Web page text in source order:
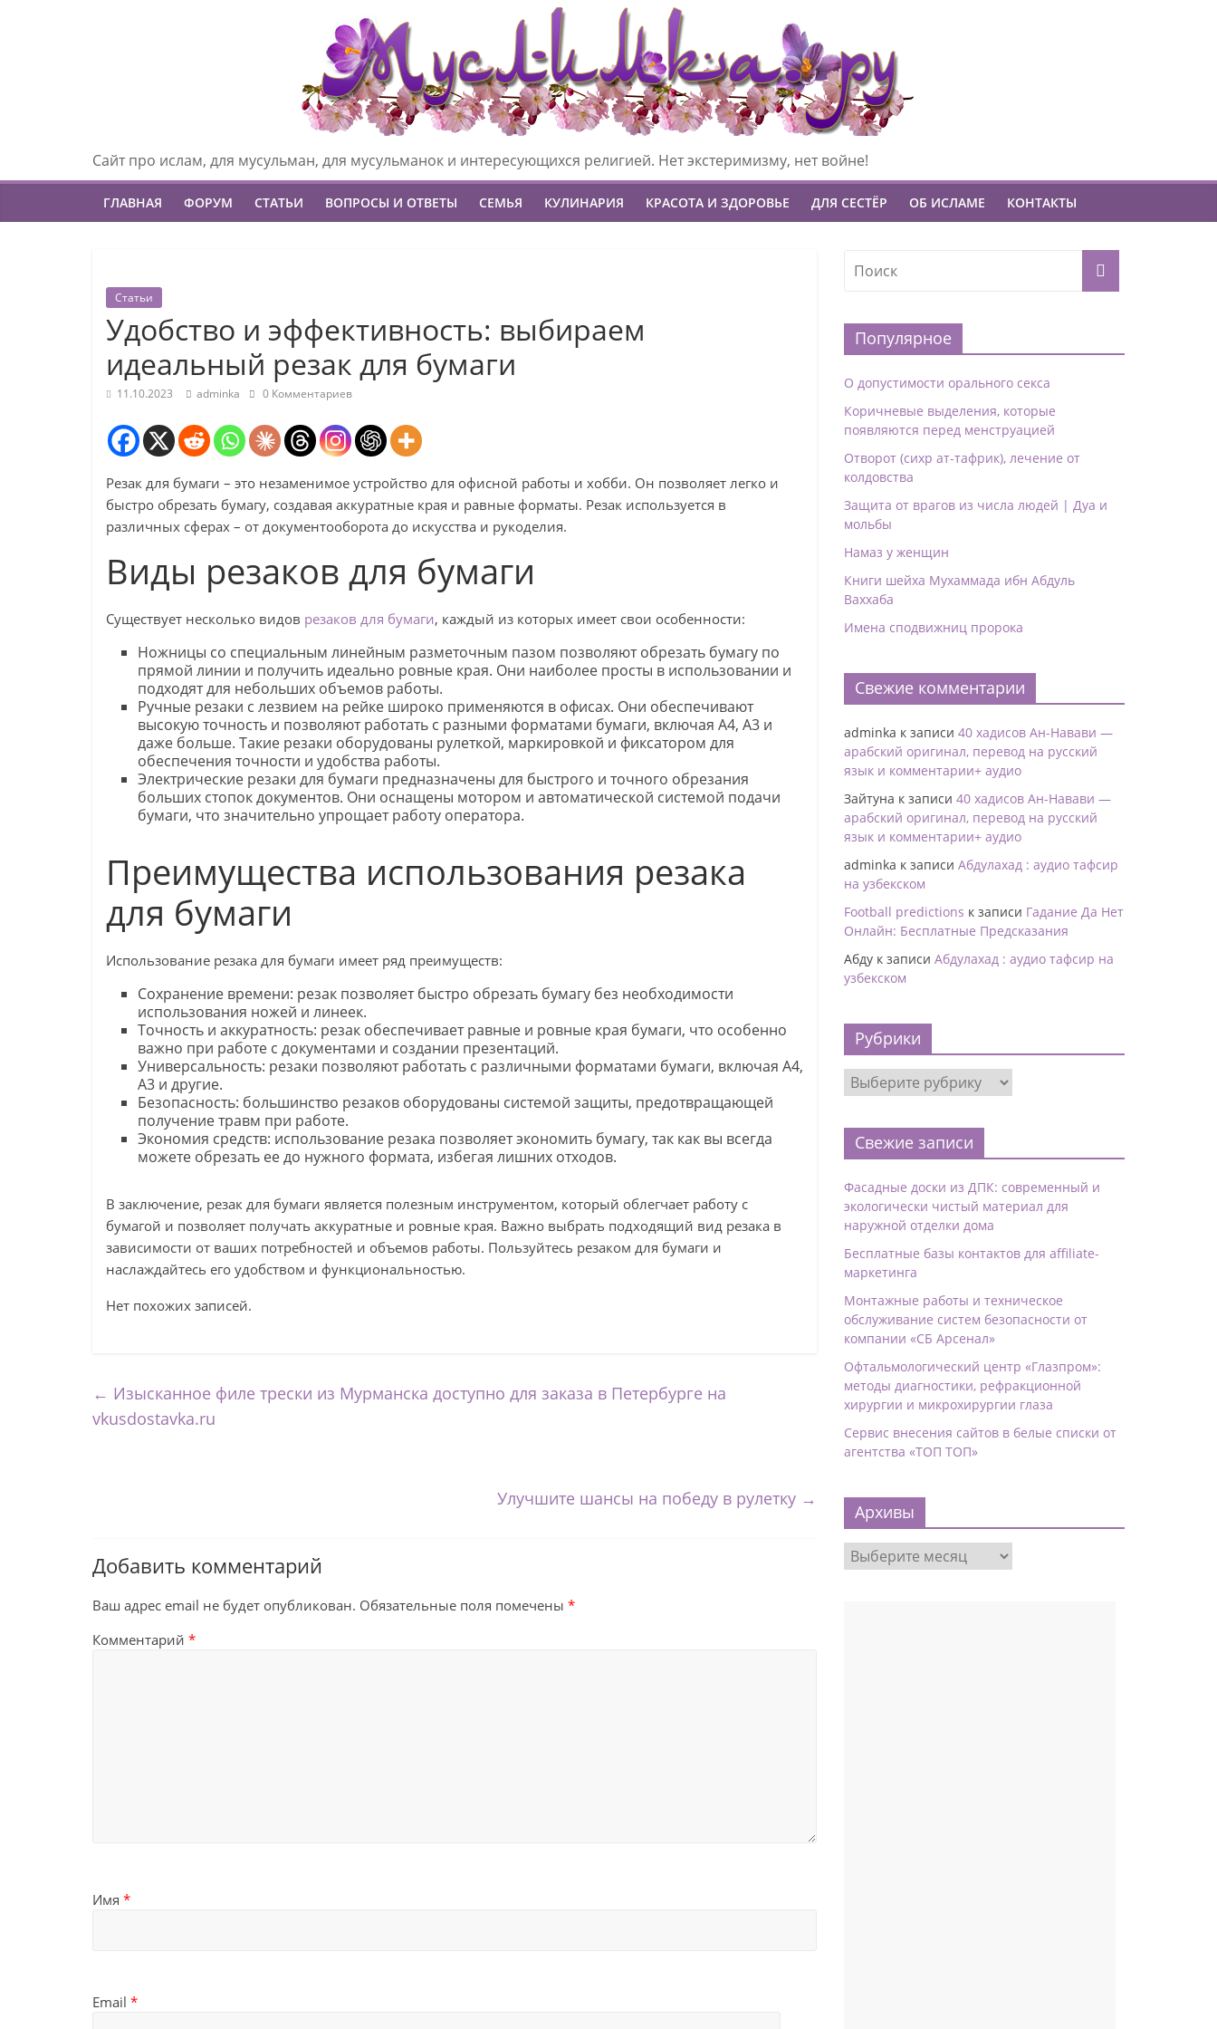
Сайт про ислам, для мусульман, для мусульманок и интересующихся религией. Нет экстеримизму, нет войне!
ГЛАВНАЯ ФОРУМ СТАТЬИ ВОПРОСЫ И ОТВЕТЫ СЕМЬЯ КУЛИНАРИЯ КРАСОТА И ЗДОРОВЬЕ ДЛЯ СЕСТЁР ОБ ИСЛАМЕ КОНТАКТЫ
Статьи
Удобство и эффективность: выбираем
идеальный резак для бумаги
11.10.2023 adminka 0 Комментариев
Резак для бумаги – это незаменимое устройство для офисной работы и хобби. Он позволяет легко и
быстро обрезать бумагу, создавая аккуратные края и равные форматы. Резак используется в
различных сферах – от документооборота до искусства и рукоделия.
Виды резаков для бумаги
Существует несколько видов резаков для бумаги, каждый из которых имеет свои особенности:
Ножницы со специальным линейным разметочным пазом позволяют обрезать бумагу по
прямой линии и получить идеально ровные края. Они наиболее просты в использовании и
подходят для небольших объемов работы.
Ручные резаки с лезвием на рейке широко применяются в офисах. Они обеспечивают
высокую точность и позволяют работать с разными форматами бумаги, включая А4, А3 и
даже больше. Такие резаки оборудованы рулеткой, маркировкой и фиксатором для
обеспечения точности и удобства работы.
Электрические резаки для бумаги предназначены для быстрого и точного обрезания
больших стопок документов. Они оснащены мотором и автоматической системой подачи
бумаги, что значительно упрощает работу оператора.
Преимущества использования резака
для бумаги
Использование резака для бумаги имеет ряд преимуществ:
Сохранение времени: резак позволяет быстро обрезать бумагу без необходимости
использования ножей и линеек.
Точность и аккуратность: резак обеспечивает равные и ровные края бумаги, что особенно
важно при работе с документами и создании презентаций.
Универсальность: резаки позволяют работать с различными форматами бумаги, включая А4,
А3 и другие.
Безопасность: большинство резаков оборудованы системой защиты, предотвращающей
получение травм при работе.
Экономия средств: использование резака позволяет экономить бумагу, так как вы всегда
можете обрезать ее до нужного формата, избегая лишних отходов.
В заключение, резак для бумаги является полезным инструментом, который облегчает работу с
бумагой и позволяет получать аккуратные и ровные края. Важно выбрать подходящий вид резака в
зависимости от ваших потребностей и объемов работы. Пользуйтесь резаком для бумаги и
наслаждайтесь его удобством и функциональностью.
Нет похожих записей.
← Изысканное филе трески из Мурманска доступно для заказа в Петербурге на
vkusdostavka.ru
Улучшите шансы на победу в рулетку →
Добавить комментарий
Ваш адрес email не будет опубликован. Обязательные поля помечены *
Комментарий *
Имя *
Email *
Популярное
О допустимости орального секса
Коричневые выделения, которые
появляются перед менструацией
Отворот (сихр ат-тафрик), лечение от
колдовства
Защита от врагов из числа людей | Дуа и
мольбы
Намаз у женщин
Книги шейха Мухаммада ибн Абдуль
Ваххаба
Имена сподвижниц пророка
Свежие комментарии
adminka к записи 40 хадисов Ан-Навави —
арабский оригинал, перевод на русский
язык и комментарии+ аудио
Зайтуна к записи 40 хадисов Ан-Навави —
арабский оригинал, перевод на русский
язык и комментарии+ аудио
adminka к записи Абдулахад : аудио тафсир
на узбекском
Football predictions к записи Гадание Да Нет
Онлайн: Бесплатные Предсказания
Абду к записи Абдулахад : аудио тафсир на
узбекском
Рубрики
Свежие записи
Фасадные доски из ДПК: современный и
экологически чистый материал для
наружной отделки дома
Бесплатные базы контактов для affiliate-
маркетинга
Монтажные работы и техническое
обслуживание систем безопасности от
компании «СБ Арсенал»
Офтальмологический центр «Глазпром»:
методы диагностики, рефракционной
хирургии и микрохирургии глаза
Сервис внесения сайтов в белые списки от
агентства «ТОП ТОП»
Архивы